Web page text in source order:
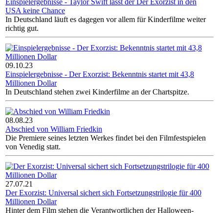
Einspielergebnisse - Taylor Swift lässt der Der Exorzist in den
USA keine Chance
In Deutschland läuft es dagegen vor allem für Kinderfilme weiter
richtig gut.
09.10.23
Einspielergebnisse - Der Exorzist: Bekenntnis startet mit 43,8
Millionen Dollar
In Deutschland stehen zwei Kinderfilme an der Chartspitze.
08.08.23
Abschied von William Friedkin
Die Premiere seines letzten Werkes findet bei den Filmfestspielen
von Venedig statt.
27.07.21
Der Exorzist: Universal sichert sich Fortsetzungstrilogie für 400
Millionen Dollar
Hinter dem Film stehen die Verantwortlichen der Halloween-